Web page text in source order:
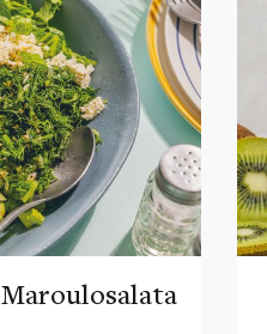
Maroulosalata